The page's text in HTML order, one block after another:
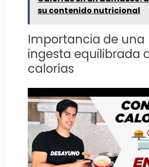
su contenido nutricional
Importancia de una
ingesta equilibrada
calorías